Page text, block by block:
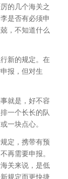
的几个海关之
是否有必须申
，不知道什么
新的规定。在
报，但对生
就是，好不容
一个长长的队
一块点心。
定，携带有预
再需要申报。
关来说，是低
规定而更快捷